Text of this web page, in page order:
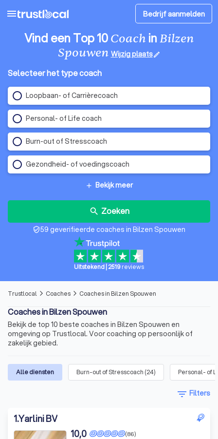
menu Bedrijf aanmelden
Vind een Top 10Coach inBilzen
Spouwen Wijzig plaatsedit
Selecteer het type coach
Loopbaan- of Carrièrecoach
Personal- of Life coach
Burn-out of Stresscoach
Gezondheid- of voedingscoach
add Bekijk meer
search Zoeken
verified_user59 geverifieerde coaches in Bilzen Spouwen
Uitstekend 2519reviews
Trustlocal arrow_forward_ios Coaches arrow_forward_ios Coaches in Bilzen Spouwen
Coaches in Bilzen Spouwen
Bekijk de top 10 beste coaches in Bilzen Spouwen en
omgeving op Trustlocal. Voor coaching op persoonlijk of
zakelijk gebied.
Alle diensten Burn-out of Stresscoach (24) Personal- of
filter_list Filters
1.Yarlini BV
(86)
10,0